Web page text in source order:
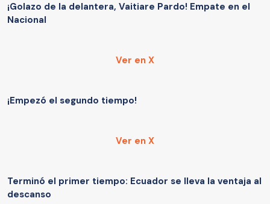
¡Golazo de la delantera, Vaitiare Pardo! Empate en el
Nacional
Ver en X
¡Empezó el segundo tiempo!
Ver en X
Terminó el primer tiempo: Ecuador se lleva la ventaja al
descanso